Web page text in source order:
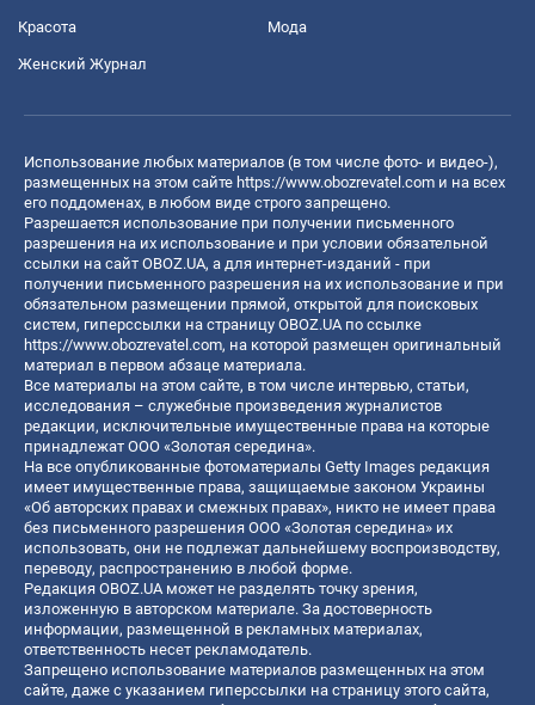
Красота Мода
Женский Журнал
Использование любых материалов (в том числе фото- и видео-),
размещенных на этом сайте https://www.obozrevatel.com и на всех
его поддоменах, в любом виде строго запрещено.
Разрешается использование при получении письменного
разрешения на их использование и при условии обязательной
ссылки на сайт OBOZ.UA, а для интернет-изданий - при
получении письменного разрешения на их использование и при
обязательном размещении прямой, открытой для поисковых
систем, гиперссылки на страницу OBOZ.UA по ссылке
https://www.obozrevatel.com, на которой размещен оригинальный
материал в первом абзаце материала.
Все материалы на этом сайте, в том числе интервью, статьи,
исследования – служебные произведения журналистов
редакции, исключительные имущественные права на которые
принадлежат ООО «Золотая середина».
На все опубликованные фотоматериалы Getty Images редакция
имеет имущественные права, защищаемые законом Украины
«Об авторских правах и смежных правах», никто не имеет права
без письменного разрешения ООО «Золотая середина» их
использовать, они не подлежат дальнейшему воспроизводству,
переводу, распространению в любой форме.
Редакция OBOZ.UA может не разделять точку зрения,
изложенную в авторском материале. За достоверность
информации, размещенной в рекламных материалах,
ответственность несет рекламодатель.
Запрещено использование материалов размещенных на этом
сайте, даже с указанием гиперссылки на страницу этого сайта,